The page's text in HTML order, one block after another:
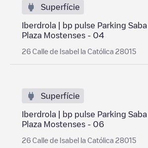
Superfície
Iberdrola | bp pulse Parking Saba
Plaza Mostenses - 04
26 Calle de Isabel la Católica 28015
Superfície
Iberdrola | bp pulse Parking Saba
Plaza Mostenses - 06
26 Calle de Isabel la Católica 28015